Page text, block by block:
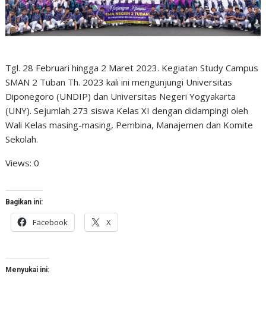
Tgl. 28 Februari hingga 2 Maret 2023. Kegiatan Study Campus
SMAN 2 Tuban Th. 2023 kali ini mengunjungi Universitas
Diponegoro (UNDIP) dan Universitas Negeri Yogyakarta
(UNY). Sejumlah 273 siswa Kelas XI dengan didampingi oleh
Wali Kelas masing-masing, Pembina, Manajemen dan Komite
Sekolah.
Views: 0
Bagikan ini:
Facebook X
Menyukai ini: